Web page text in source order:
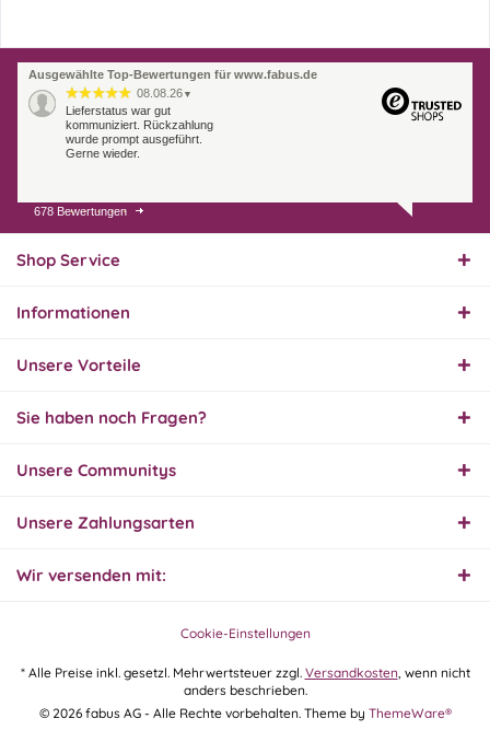
Ausgewählte Top-Bewertungen für www.fabus.de
08.08.26 ▼
Lieferstatus war gut
kommuniziert. Rückzahlung
wurde prompt ausgeführt.
Gerne wieder.
07.08.26
Endlich das richtige
Innerhalb 2 Tagen Ware
geliefert. Sehr gut!
31.07.26
Super schnelle Lieferung,
wieder, vielen Dank.
30.07.26▼
678 Bewertungen
Shop Service
Informationen
Unsere Vorteile
Sie haben noch Fragen?
Unsere Communitys
Unsere Zahlungsarten
Wir versenden mit:
Cookie-Einstellungen
* Alle Preise inkl. gesetzl. Mehrwertsteuer zzgl. Versandkosten, wenn nicht
anders beschrieben.
© 2026 fabus AG - Alle Rechte vorbehalten. Theme by ThemeWare®